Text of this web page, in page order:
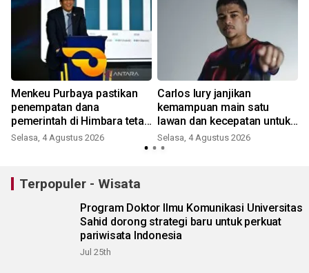
Menkeu Purbaya pastikan
penempatan dana
pemerintah di Himbara tetap
berjalan
Selasa, 4 Agustus 2026
Carlos Iury janjikan
kemampuan main satu
lawan dan kecepatan untuk
Madura United
Selasa, 4 Agustus 2026
Terpopuler - Wisata
Program Doktor Ilmu Komunikasi Universitas
Sahid dorong strategi baru untuk perkuat
pariwisata Indonesia
Jul 25th